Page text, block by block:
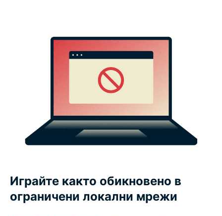
Играйте както обикновено в
ограничени локални мрежи